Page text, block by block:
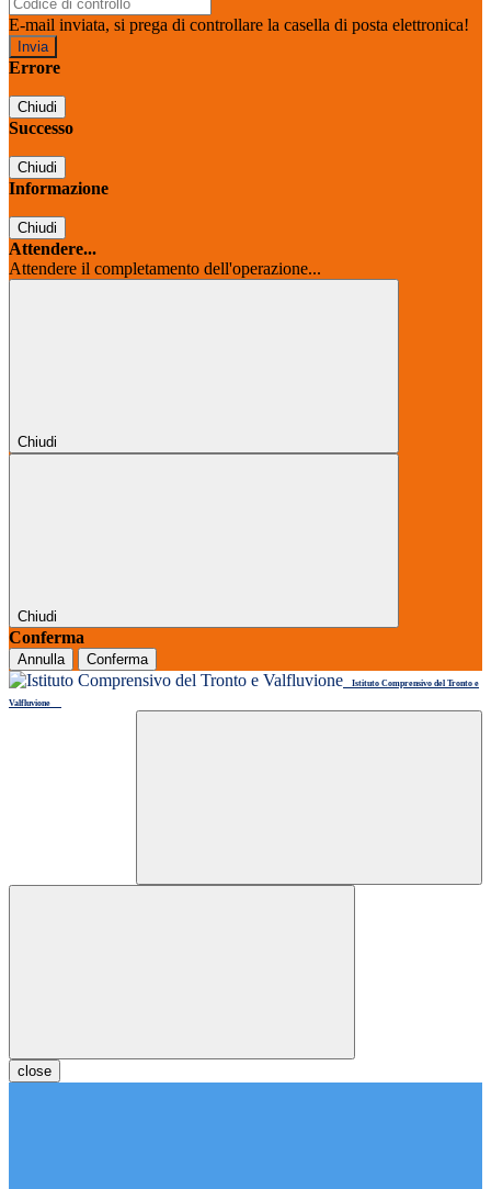
E-mail inviata, si prega di controllare la casella di posta elettronica!
Errore
Chiudi
Successo
Chiudi
Informazione
Chiudi
Attendere...
Attendere il completamento dell'operazione...
Chiudi
Chiudi
Conferma
Annulla Conferma
Istituto Comprensivo del Tronto e
Valfluvione
close